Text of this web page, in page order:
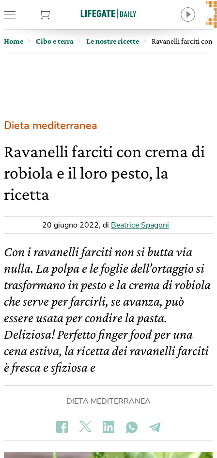
Home Cibo e terra Le nostre ricette Ravanelli farciti con
Dieta mediterranea
Ravanelli farciti con crema di
robiola e il loro pesto, la
ricetta
20 giugno 2022, di Beatrice Spagoni
Con i ravanelli farciti non si butta via
nulla. La polpa e le foglie dell’ortaggio si
trasformano in pesto e la crema di robiola
che serve per farcirli, se avanza, può
essere usata per condire la pasta.
Deliziosa! Perfetto finger food per una
cena estiva, la ricetta dei ravanelli farciti
è fresca e sfiziosa e
DIETA MEDITERRANEA